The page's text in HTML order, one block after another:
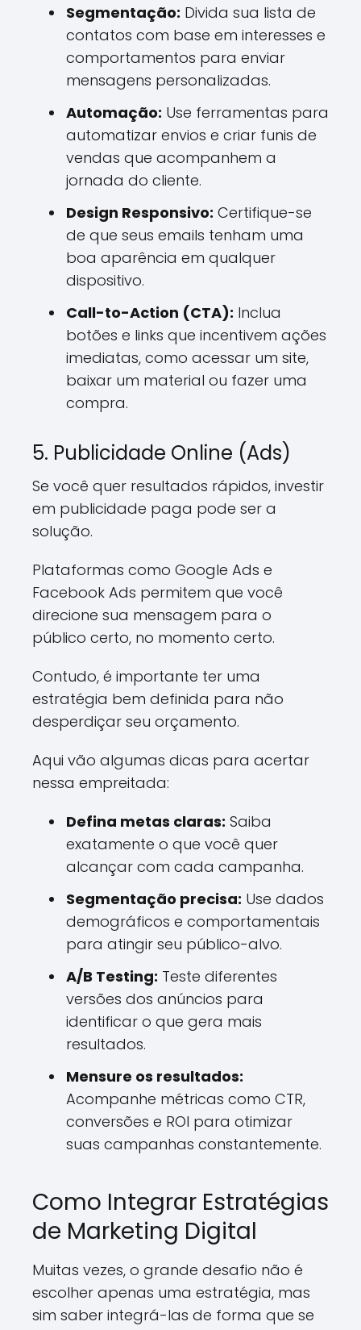
Segmentação: Divida sua lista de
contatos com base em interesses e
comportamentos para enviar
mensagens personalizadas.
Automação: Use ferramentas para
automatizar envios e criar funis de
vendas que acompanhem a
jornada do cliente.
Design Responsivo: Certifique-se
de que seus emails tenham uma
boa aparência em qualquer
dispositivo.
Call-to-Action (CTA): Inclua
botões e links que incentivem ações
imediatas, como acessar um site,
baixar um material ou fazer uma
compra.
5. Publicidade Online (Ads)
Se você quer resultados rápidos, investir
em publicidade paga pode ser a
solução.
Plataformas como Google Ads e
Facebook Ads permitem que você
direcione sua mensagem para o
público certo, no momento certo.
Contudo, é importante ter uma
estratégia bem definida para não
desperdiçar seu orçamento.
Aqui vão algumas dicas para acertar
nessa empreitada:
Defina metas claras: Saiba
exatamente o que você quer
alcançar com cada campanha.
Segmentação precisa: Use dados
demográficos e comportamentais
para atingir seu público-alvo.
A/B Testing: Teste diferentes
versões dos anúncios para
identificar o que gera mais
resultados.
Mensure os resultados:
Acompanhe métricas como CTR,
conversões e ROI para otimizar
suas campanhas constantemente.
Como Integrar Estratégias
de Marketing Digital
Muitas vezes, o grande desafio não é
escolher apenas uma estratégia, mas
sim saber integrá-las de forma que se